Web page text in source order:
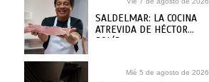
SALDELMAR: LA COCINA
ATREVIDA DE HÉCTOR
SOLÍS
Mié 5 de agosto de 2026